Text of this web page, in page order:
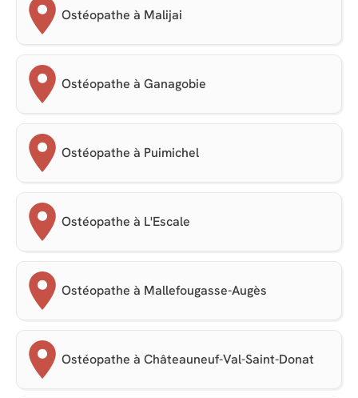
Ostéopathe à Malijai
Ostéopathe à Ganagobie
Ostéopathe à Puimichel
Ostéopathe à L'Escale
Ostéopathe à Mallefougasse-Augès
Ostéopathe à Châteauneuf-Val-Saint-Donat